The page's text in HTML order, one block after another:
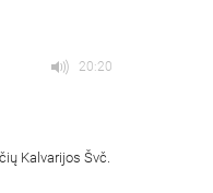
20:20
Kalvarijos Švč.